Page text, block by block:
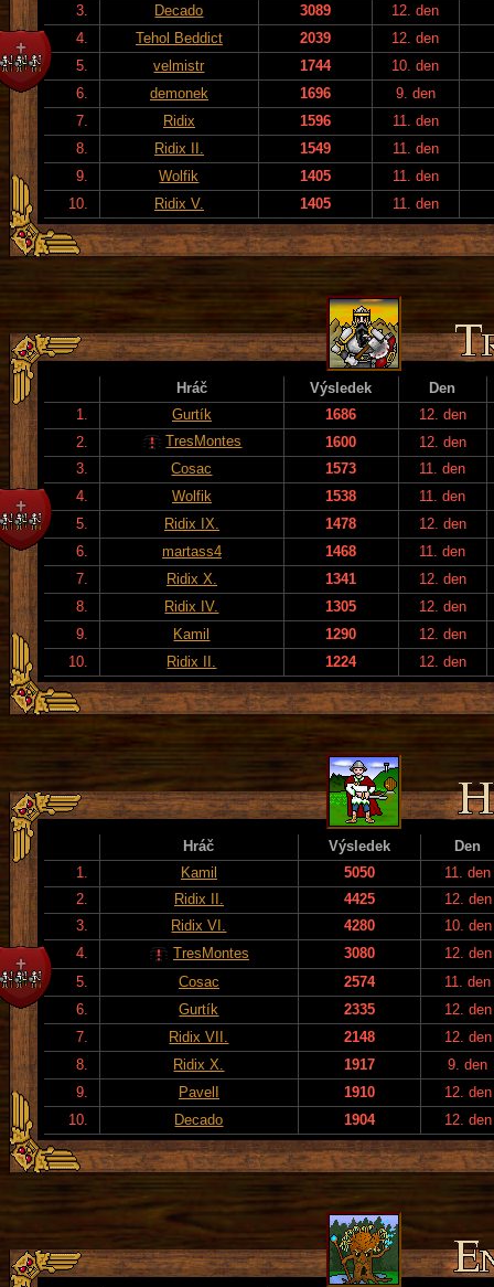
3.
Decado 3089
12. den
4.
Tehol Beddict 2039
12. den
5.
velmistr 1744
10. den
6.
demonek 1696
9. den
7.
Ridix 1596
11. den
8.
Ridix II. 1549
11. den
9.
Wolfik 1405
11. den
10.
Ridix V. 1405 11. den
Hráč Výsledek
Den
1.
Gurtík 1686
12. den
2.
TresMontes 1600
12. den
3.
Cosac 1573
11. den
4.
Wolfik 1538
11. den
5.
Ridix IX. 1478
12. den
6.
martass4 1468
11. den
7.
Ridix X. 1341
12. den
8.
Ridix IV. 1305
12. den
9.
Kamil 1290
12. den
10.
Ridix II. 1224 12. den
Hráč Výsledek
Den
1.
Kamil 5050
11. den
2.
Ridix II. 4425
12. den
3.
Ridix VI. 4280
10. den
4.
TresMontes 3080
12. den
5.
Cosac 2574
11. den
6.
Gurtík 2335
12. den
7.
Ridix VII. 2148
12. den
8.
Ridix X. 1917
9. den
9.
PavelI 1910
12. den
10.
Decado 1904 12. den